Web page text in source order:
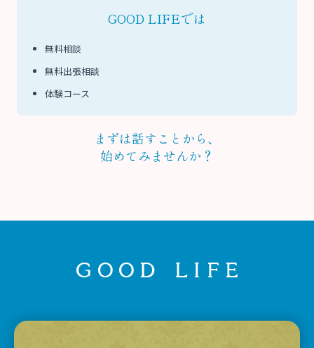
GOOD LIFEでは
無料相談
無料出張相談
体験コース
まずは話すことから、
始めてみませんか？